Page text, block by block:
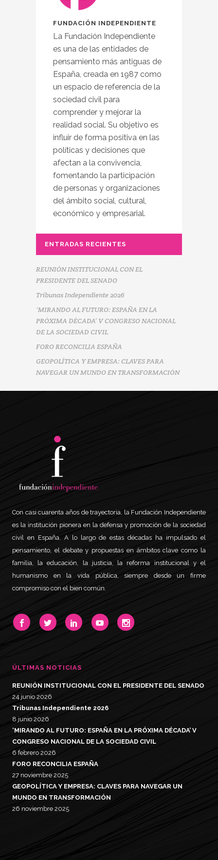
FUNDACIÓN INDEPENDIENTE
La Fundación Independiente
es una de las entidades de
pensamiento más antiguas de
España, creada en 1987 como
un espacio de referencia de la
sociedad civil para
comprender y mejorar la
realidad social. Su objetivo es
influir de forma positiva en las
políticas y decisiones que
afectan a la convivencia,
fomentando la participación
de personas y organizaciones
del ámbito social, cultural,
económico y empresarial.
ENTRADAS RECIENTES
REUNIÓN INSTITUCIONAL CON EL
PRESIDENTE DEL SENADO
Tribunas Independiente 2026
‘MIRANDO AL FUTURO: ESPAÑA EN LA
PRÓXIMA DÉCADA’ V CONGRESO NACIONAL
DE LA SOCIEDAD CIVIL
FORO RECONCILIA ESPAÑA
GEOPOLÍTICA Y EMPRESA: CLAVES PARA
NAVEGAR UN MUNDO EN TRANSFORMACIÓN
Con casi cuarenta años de trayectoria, la Fundación Independiente
es la institución pionera en la defensa y promoción de la sociedad
civil en España. A lo largo de estas décadas ha impulsado el
pensamiento, el debate y propuestas en ámbitos clave como la
familia, la educación, la justicia, la reforma institucional y el
humanismo en la vida pública, siempre desde un firme
compromiso con el bien común.
ÚLTIMAS NOTICIAS
REUNIÓN INSTITUCIONAL CON EL PRESIDENTE DEL SENADO
24 junio 2026
Tribunas Independiente 2026
8 junio 2026
‘MIRANDO AL FUTURO: ESPAÑA EN LA PRÓXIMA DÉCADA’ V
CONGRESO NACIONAL DE LA SOCIEDAD CIVIL
6 febrero 2026
FORO RECONCILIA ESPAÑA
27 noviembre 2025
GEOPOLÍTICA Y EMPRESA: CLAVES PARA NAVEGAR UN
MUNDO EN TRANSFORMACIÓN
26 noviembre 2025